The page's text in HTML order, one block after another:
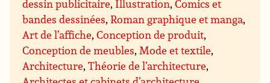
dessin publicitaire, Illustration,Comics et
bandes dessinées,Roman graphique et manga,
Art de l’affiche,Conception de produit,
Conception de meubles,Mode et textile,
Architecture,Théorie de l’architecture,